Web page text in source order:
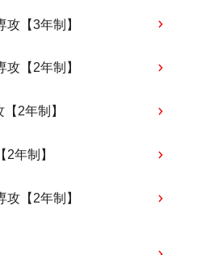
【3年制】
【2年制】
2年制】
年制】
【2年制】